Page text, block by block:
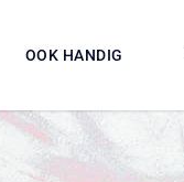
OOK HANDIG